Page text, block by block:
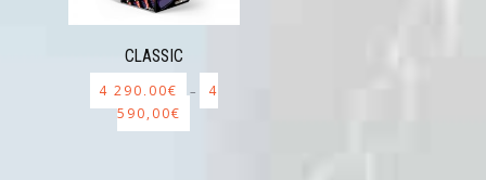
CLASSIC
4 290,00€ –
4
590,00€